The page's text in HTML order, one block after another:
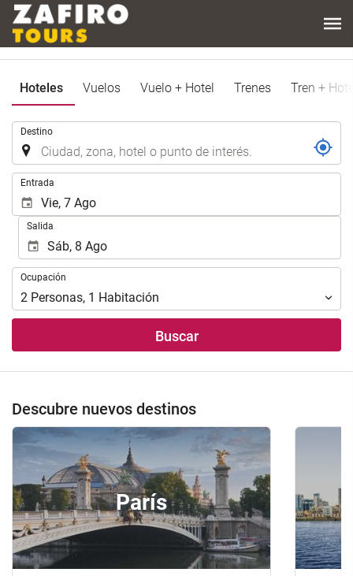
Hoteles Vuelos Vuelo + Hotel Trenes Tren +
Destino
Entrada
Salida
Ocupación
Ocupación
2 Personas, 1 Habitación
Buscar
Descubre nuevos destinos
París